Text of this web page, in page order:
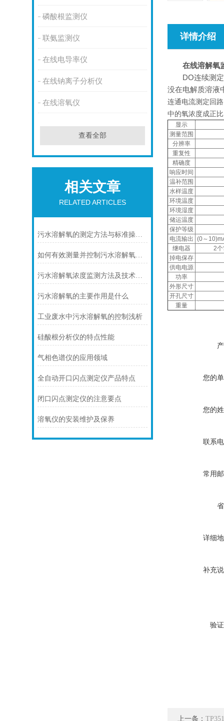
磷酸根监测仪
联氨监测仪
在线电导率仪
在线钠离子分析仪
在线溶氧仪
查看全部
相关文章
RELATED ARTICLES
污水溶解氧的测定方法与标准操作指南说明
如何有效测量并控制污水溶解氧水平
污水溶解氧浓度监测方法及技术原理解析
污水溶解氧的主要作用是什么
工业废水中污水溶解氧的控制浅析
硅酸根分析仪的特点性能
气相色谱仪的应用领域
全自动开口闪点测定仪产品特点
闭口闪点测定仪的注意要点
溶氧仪的安装维护及保养
详情介绍
在线溶解氧
DO连续测
没在电解质溶液
连通电流测定回
中的氧浓度成正
显示
测量范围
分辨率
重复性
精确度
响应时间
温补范围
水样温度
环境温度
环境湿度
储运温度
保护等级
电流输出
(0～
继电器
2
掉电保存
供电电源
功率
外形尺寸
开孔尺寸
重量
您的
您的
联系
常用
详细
补充
验
上一条：